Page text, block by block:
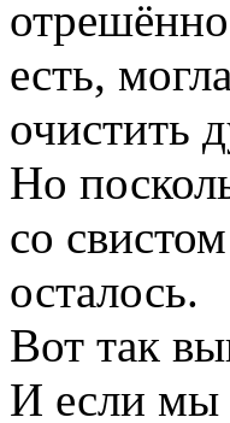
есть,
очистить
Но
со
осталось.
Вот так
И если мы